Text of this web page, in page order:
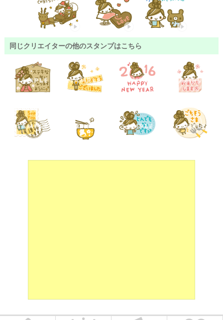
同じクリエイターの他のスタンプはこちら